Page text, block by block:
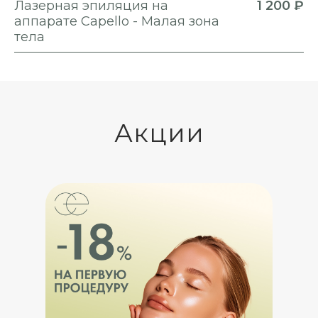
Лазерная эпиляция на
аппарате Capello - Малая зона
тела
1 200 ₽
Акции